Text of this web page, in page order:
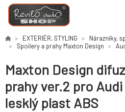
EXTERIÉR, STYLING
Nárazníky,
Spoilery a prahy Maxton Design
Maxton Design
prahy ver.2 pro
lesklý plast ABS